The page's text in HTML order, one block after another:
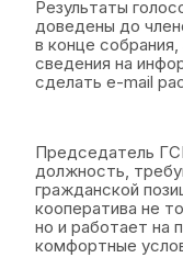
Результаты
доведены до
в конце
сведения на
сделать e-mail
Председатель
должность,
гражданской
кооператива не
но и работает на
комфортные